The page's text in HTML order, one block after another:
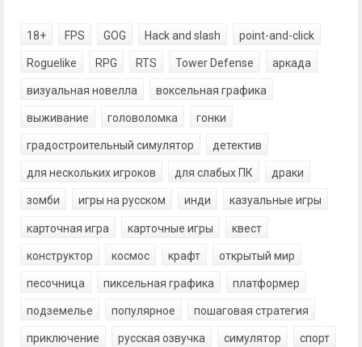
18+ FPS GOG Hack and slash point-and-click
Roguelike RPG RTS Tower Defense аркада
визуальная новелла воксельная графика
выживание головоломка гонки
градостроительный симулятор детектив
для нескольких игроков для слабых ПК драки
зомби игры на русском инди казуальные игры
карточная игра карточные игры квест
конструктор космос крафт открытый мир
песочница пиксельная графика платформер
подземелье популярное пошаговая стратегия
приключение русская озвучка симулятор спорт